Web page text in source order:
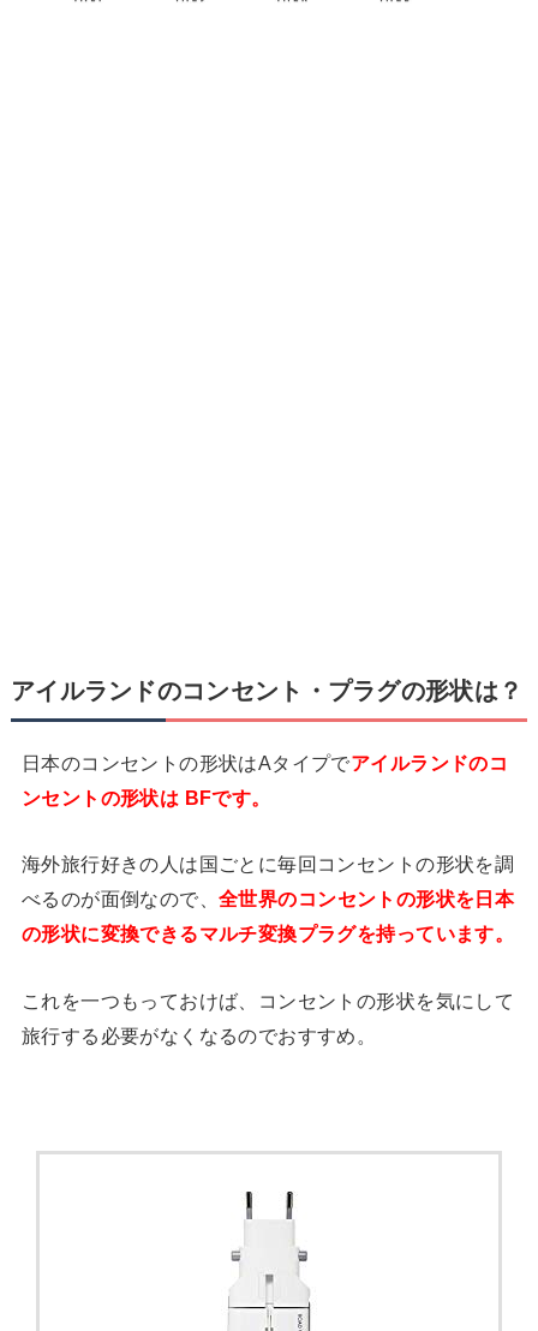
アイルランドのコンセント・プラグの形状は？
日本のコンセントの形状はAタイプでアイルランドのコ
ンセントの形状は BFです。
海外旅行好きの人は国ごとに毎回コンセントの形状を調
べるのが面倒なので、全世界のコンセントの形状を日本
の形状に変換できるマルチ変換プラグを持っています。
これを一つもっておけば、コンセントの形状を気にして
旅行する必要がなくなるのでおすすめ。